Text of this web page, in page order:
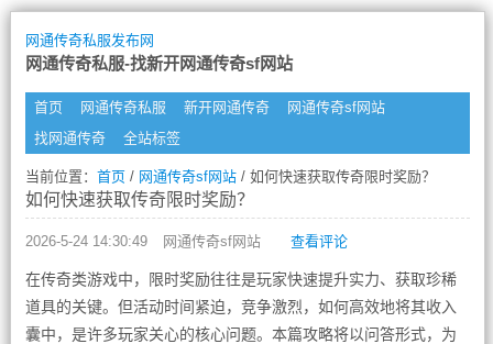
网通传奇私服发布网
网通传奇私服-找新开网通传奇sf网站
首页 网通传奇私服 新开网通传奇
网通传奇sf网站
找网通传奇
全站标签
当前位置： 首页/ 网通传奇sf网站/ 如何快速获取传奇限时奖励？
如何快速获取传奇限时奖励？
2026-5-24 14:30:49 网通传奇sf网站 查看评论
在传奇类游戏中，限时奖励往往是玩家快速提升实力、获取珍稀
道具的关键。但活动时间紧迫，竞争激烈，如何高效地将其收入
囊中，是许多玩家关心的核心问题。本篇攻略将以问答形式，为